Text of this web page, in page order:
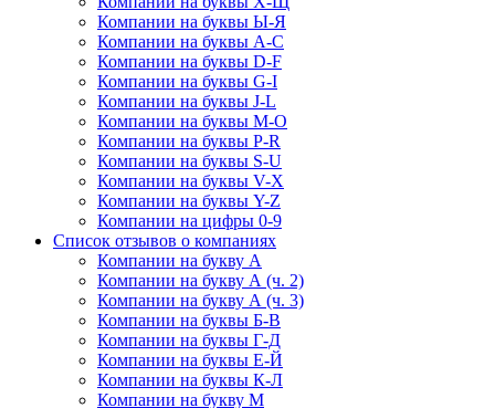
Компании на буквы Ы-Я
Компании на буквы A-C
Компании на буквы D-F
Компании на буквы G-I
Компании на буквы J-L
Компании на буквы M-O
Компании на буквы P-R
Компании на буквы S-U
Компании на буквы V-X
Компании на буквы Y-Z
Компании на цифры 0-9
Список отзывов о компаниях
Компании на букву А
Компании на букву А (ч. 2)
Компании на букву А (ч. 3)
Компании на буквы Б-В
Компании на буквы Г-Д
Компании на буквы Е-Й
Компании на буквы К-Л
Компании на букву М